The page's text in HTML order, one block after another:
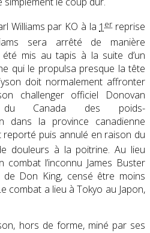
Williams par KO à la 1er reprise
sera arrêté de manière
mis au tapis à la suite d’un
qui le propulsa presque la tête
doit normalement affronter
challenger officiel Donovan
du Canada des poids-
dans la province canadienne
reporté puis annulé en raison du
douleurs à la poitrine. Au lieu
combat l’inconnu James Buster
Don King, censé être moins
combat a lieu à Tokyo au Japon,
hors de forme, miné par ses